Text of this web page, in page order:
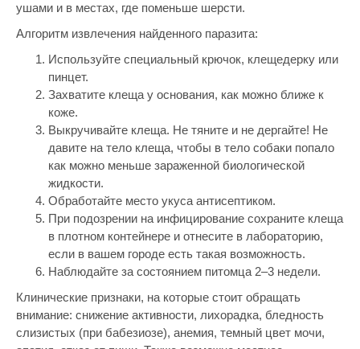
ушами и в местах, где поменьше шерсти.
Алгоритм извлечения найденного паразита:
Используйте специальный крючок, клещедерку или
пинцет.
Захватите клеща у основания, как можно ближе к
коже.
Выкручивайте клеща. Не тяните и не дергайте! Не
давите на тело клеща, чтобы в тело собаки попало
как можно меньше зараженной биологической
жидкости.
Обработайте место укуса антисептиком.
При подозрении на инфицирование сохраните клеща
в плотном контейнере и отнесите в лабораторию,
если в вашем городе есть такая возможность.
Наблюдайте за состоянием питомца 2–3 недели.
Клинические признаки, на которые стоит обращать
внимание: снижение активности, лихорадка, бледность
слизистых (при бабезиозе), анемия, темный цвет мочи,